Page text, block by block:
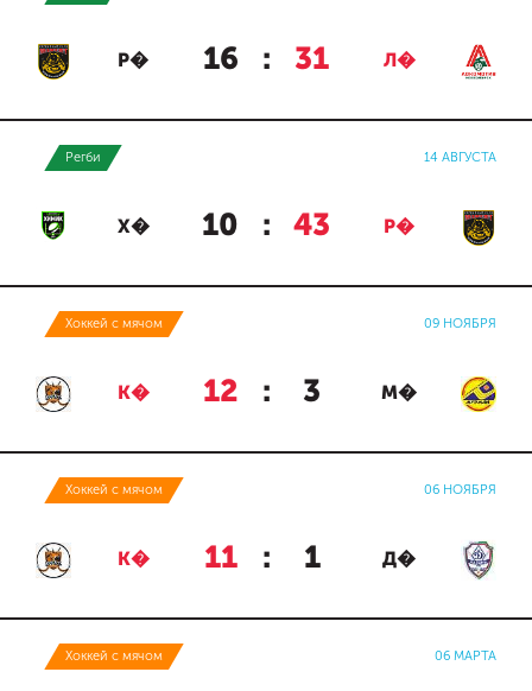
Р� 16 : 31 Л�
Регби 14 АВГУСТА
Х� 10 : 43 Р�
Хоккей с мячом 09 НОЯБРЯ
К� 12 : 3 М�
Хоккей с мячом 06 НОЯБРЯ
К� 11 : 1 Д�
Хоккей с мячом 06 МАРТА